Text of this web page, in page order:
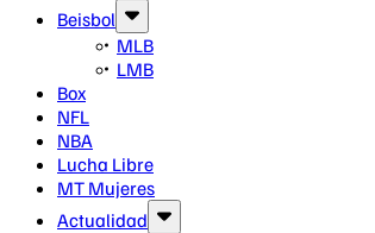
Beisbol
MLB
LMB
Box
NFL
NBA
Lucha Libre
MT Mujeres
Actualidad